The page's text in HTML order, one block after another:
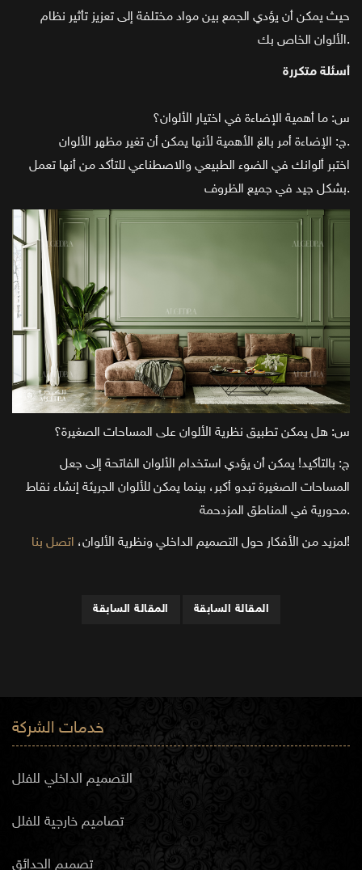
حيث يمكن أن يؤدي الجمع بين مواد مختلفة إلى تعزيز تأثير نظام
الألوان الخاص بك.
أسئلة متكررة
س: ما أهمية الإضاءة في اختيار الألوان؟
ج: الإضاءة أمر بالغ الأهمية لأنها يمكن أن تغير مظهر الألوان.
اختبر ألوانك في الضوء الطبيعي والاصطناعي للتأكد من أنها تعمل
بشكل جيد في جميع الظروف.
س: هل يمكن تطبيق نظرية الألوان على المساحات الصغيرة؟
ج: بالتأكيد! يمكن أن يؤدي استخدام الألوان الفاتحة إلى جعل
المساحات الصغيرة تبدو أكبر، بينما يمكن للألوان الجريئة إنشاء نقاط
محورية في المناطق المزدحمة.
لمزيد من الأفكار حول التصميم الداخلي ونظرية الألوان، اتصل بنا !
المقالة السابقة المقالة السابقة
خدمات الشركة
التصميم الداخلي للفلل
تصاميم خارجية للفلل
تصميم الحدائق